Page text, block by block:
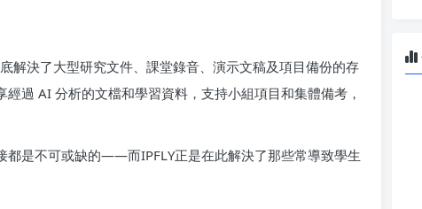
解決了大型研究文件、課堂錄音、演示文稿及項目備份的存
過 AI 分析的文檔和學習資料，支持小組項目和集體備考，
都是不可或缺的——而IPFLY正是在此解決了那些常導致學生